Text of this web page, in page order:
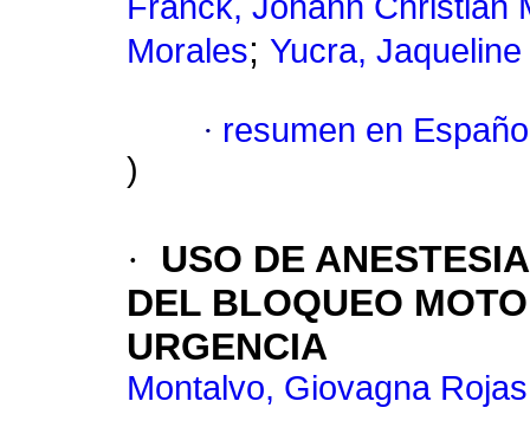
Morales; Yucra,
· resumen en
)
·
USO DE
DEL BLOQUEO
URGENCIA
Montalvo, Giovagna Rojas